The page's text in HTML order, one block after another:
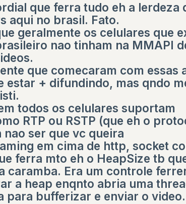
que ferra tudo eh a lerdeza
aqui no brasil. Fato.
geralmente os celulares que
nao tinham na MMAPI
que comecaram com essas
estar + difundindo, mas qndo
todos os celulares suportam
RTP ou RSTP (que eh o
ser que vc queira
em cima de http, socket
ferra mto eh o HeapSize tb
caramba. Era um controle
a heap enqnto abria uma
para bufferizar e enviar o video.